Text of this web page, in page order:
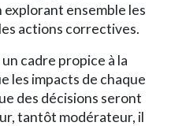
explorant ensemble les
actions correctives.
cadre propice à la
les impacts de chaque
des décisions seront
tantôt modérateur, il